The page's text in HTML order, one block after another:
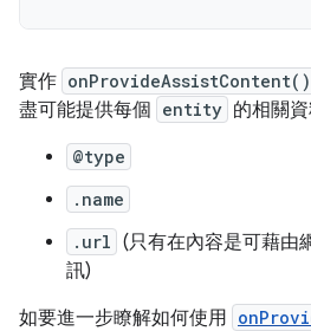
實作 onProvideAssistContent()
盡可能提供每個 entity 的相關
@type
.name
.url (只有在內容是可藉由
訊)
如要進一步瞭解如何使用